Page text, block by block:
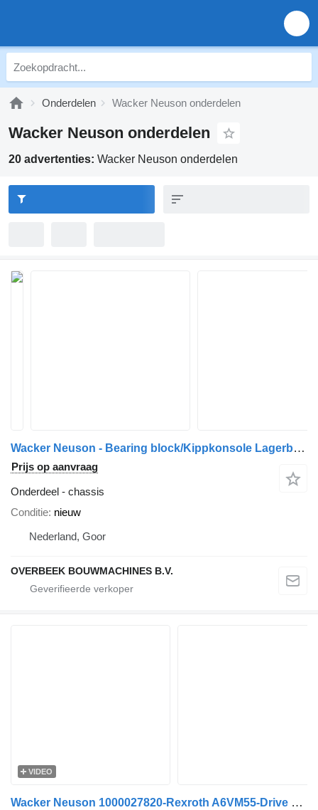
Onderdelen Wacker Neuson onderdelen
Wacker Neuson onderdelen
20 advertenties: Wacker Neuson onderdelen
Wacker Neuson - Bearing block/Kippkonsole Lagerblock/Lagerblok chassis
Prijs op aanvraag
Onderdeel - chassis
Conditie nieuw
Nederland, Goor
OVERBEEK BOUWMACHINES B.V.
VIDEO
Wacker Neuson 1000027820-Rexroth A6VM55-Drive motor/Fahrmotor